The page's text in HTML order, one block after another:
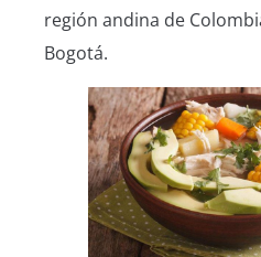
región andina de
Bogotá.